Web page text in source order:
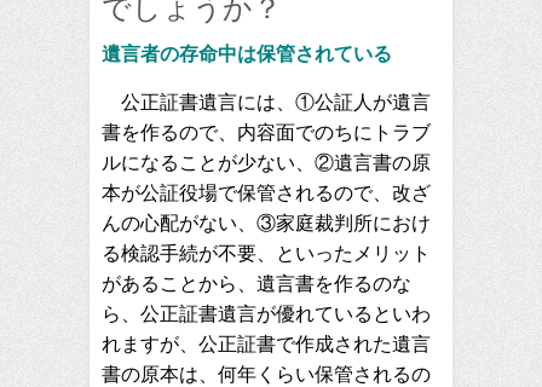
でしょうか？
遺言者の存命中は保管されている
公正証書遺言には、①公証人が遺言
書を作るので、内容面でのちにトラブ
ルになることが少ない、②遺言書の原
本が公証役場で保管されるので、改ざ
んの心配がない、③家庭裁判所におけ
る検認手続が不要、といったメリット
があることから、遺言書を作るのな
ら、公正証書遺言が優れているといわ
れますが、公正証書で作成された遺言
書の原本は、何年くらい保管されるの